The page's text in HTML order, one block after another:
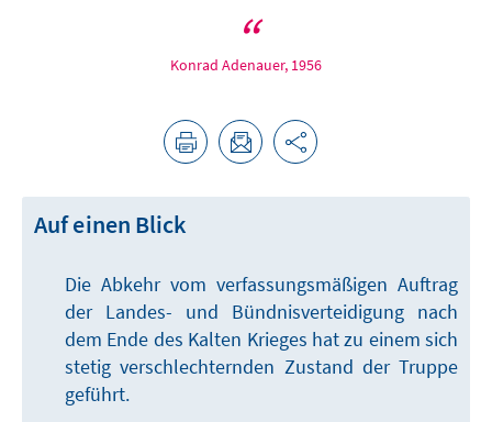
Konrad Adenauer, 1956
Auf einen Blick
Die Abkehr vom verfassungsmäßigen Auftrag
der Landes- und Bündnisverteidigung nach
dem Ende des Kalten Krieges hat zu einem sich
stetig verschlechternden Zustand der Truppe
geführt.